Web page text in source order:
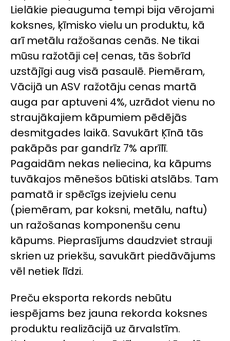
Lielākie pieauguma tempi bija vērojami
koksnes, ķīmisko vielu un produktu, kā
arī metālu ražošanas cenās. Ne tikai
mūsu ražotāji ceļ cenas, tās šobrīd
uzstājīgi aug visā pasaulē. Piemēram,
Vācijā un ASV ražotāju cenas martā
auga par aptuveni 4%, uzrādot vienu no
straujākajiem kāpumiem pēdējās
desmitgades laikā. Savukārt Ķīnā tās
pakāpās par gandrīz 7% aprīlī.
Pagaidām nekas neliecina, ka kāpums
tuvākajos mēnešos būtiski atslābs. Tam
pamatā ir spēcīgs izejvielu cenu
(piemēram, par koksni, metālu, naftu)
un ražošanas komponenšu cenu
kāpums. Pieprasījums daudzviet strauji
skrien uz priekšu, savukārt piedāvājums
vēl netiek līdzi.
Preču eksporta rekords nebūtu
iespējams bez jauna rekorda koksnes
produktu realizācijā uz ārvalstīm.